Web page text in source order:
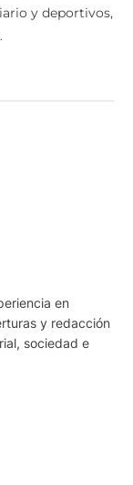
y deportivos,
en
y redacción
sociedad e